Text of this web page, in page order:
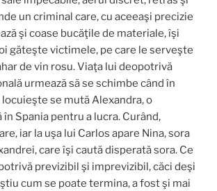
un criminal care, cu aceeaşi precizie
şi coase bucăţile de materiale, îşi
găteşte victimele, pe care le serveşte
de vin rosu. Viaţa lui deopotrivă
urmează să se schimbe când în
se mută Alexandra, o
Spania pentru a lucra. Curând,
iar la uşa lui Carlos apare Nina, sora
care îşi caută disperată sora. Ce
previzibil şi imprevizibil, căci deşi
cum se poate termina, a fost şi mai